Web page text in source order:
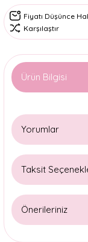
Fiyatı Düşünce
Karşılaştır
Ürün Bilgisi
Yorumlar
Taksit
Önerileriniz